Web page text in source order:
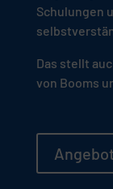
Schulungen
Das stellt
von Booms